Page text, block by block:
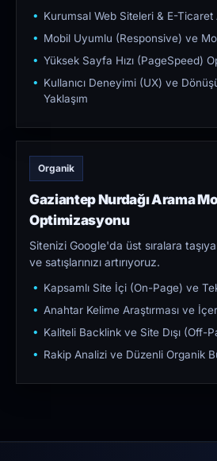
Kurumsal Web Siteleri & E-Ticaret
Mobil Uyumlu (Responsive) ve
Yüksek Sayfa Hızı (PageSpeed)
Kullanıcı Deneyimi (UX) ve
Yaklaşım
Organik
Gaziantep Nurdağı Arama
Optimizasyonu
Sitenizi Google'da üst sıralara
ve satışlarınızı artırıyoruz.
Kapsamlı Site İçi (On-Page) ve
Anahtar Kelime Araştırması ve
Kaliteli Backlink ve Site Dışı (Off-
Rakip Analizi ve Düzenli Organik